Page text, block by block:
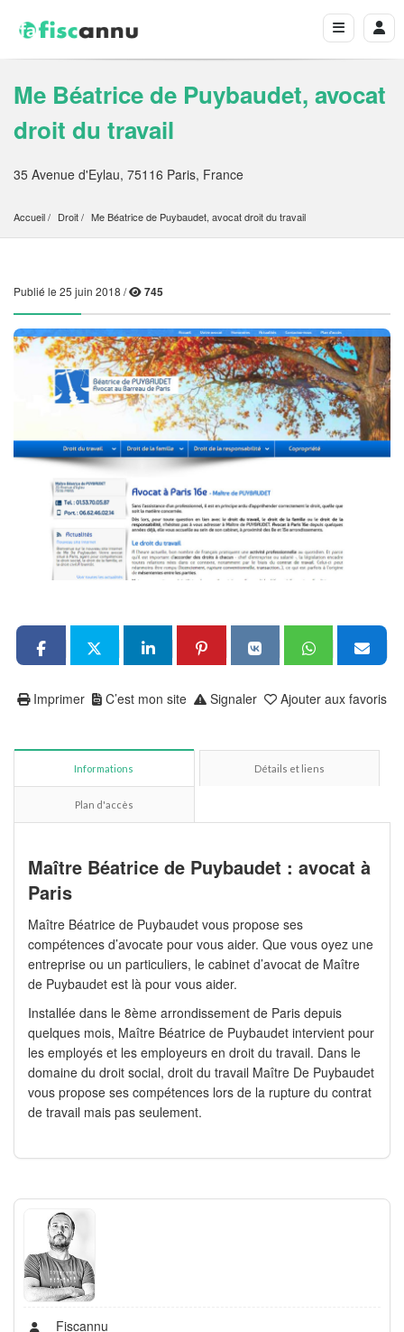
Me Béatrice de Puybaudet, avocat
droit du travail
35 Avenue d'Eylau, 75116 Paris, France
Accueil Droit Me Béatrice de Puybaudet, avocat droit du travail
Publié le 25 juin 2018 / 745
Ajouter aux favoris
Signaler
C’est mon site
Imprimer
Informations Détails et liens
Plan d'accès
Maître Béatrice de Puybaudet : avocat à
Paris
Maître Béatrice de Puybaudet vous propose ses
compétences d’avocate pour vous aider. Que vous oyez une
entreprise ou un particuliers, le cabinet d’avocat de Maître
de Puybaudet est là pour vous aider.
Installée dans le 8ème arrondissement de Paris depuis
quelques mois, Maître Béatrice de Puybaudet intervient pour
les employés et les employeurs en droit du travail. Dans le
domaine du droit social, droit du travail Maître De Puybaudet
vous propose ses compétences lors de la rupture du contrat
de travail mais pas seulement.
Fiscannu